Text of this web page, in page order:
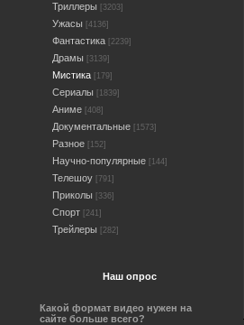
Триллеры [3203]
Ужасы [4136]
Фантастика [2239]
Драмы [3139]
Мистика [179]
Сериалы [1839]
Аниме [408]
Документальные [1573]
Разное [152]
Научно-популярные [144]
Телешоу [791]
Приколы [336]
Спорт [241]
Трейлеры [282]
Наш опрос
Какой формат видео нужен на
сайте больше всего?